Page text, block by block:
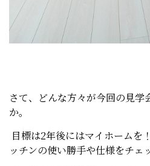
さて、どんな方々が今回の見学
か。
目標は2年後にはマイホームを
ッチンの使い勝手や仕様をチェ